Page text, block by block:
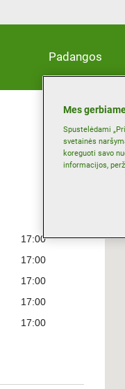
Padangos
17:00
17:00
17:00
17:00
17:00
Mes
Spustelėdami
svetainės
koreguoti savo
informacijos,